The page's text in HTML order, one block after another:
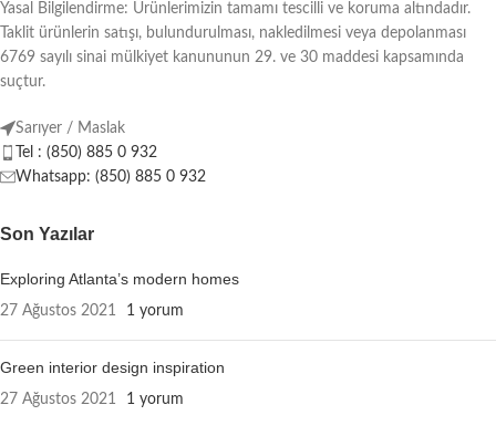
Yasal Bilgilendirme: Ürünlerimizin tamamı tescilli ve koruma altındadır.
Taklit ürünlerin satışı, bulundurulması, nakledilmesi veya depolanması
6769 sayılı sinai mülkiyet kanununun 29. ve 30 maddesi kapsamında
suçtur.
Sarıyer / Maslak
Tel : (850) 885 0 932
Whatsapp: (850) 885 0 932
Son Yazılar
Exploring Atlanta’s modern homes
27 Ağustos 2021 1 yorum
Green interior design inspiration
27 Ağustos 2021 1 yorum